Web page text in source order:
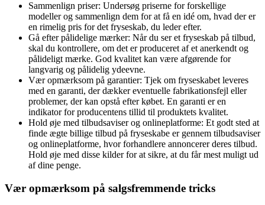
Sammenlign priser: Undersøg priserne for forskellige
modeller og sammenlign dem for at få en idé om, hvad der er
en rimelig pris for det fryseskab, du leder efter.
Gå efter pålidelige mærker: Når du ser et fryseskab på tilbud,
skal du kontrollere, om det er produceret af et anerkendt og
pålideligt mærke. God kvalitet kan være afgørende for
langvarig og pålidelig ydeevne.
Vær opmærksom på garantier: Tjek om fryseskabet leveres
med en garanti, der dækker eventuelle fabrikationsfejl eller
problemer, der kan opstå efter købet. En garanti er en
indikator for producentens tillid til produktets kvalitet.
Hold øje med tilbudsaviser og onlineplatforme: Et godt sted at
finde ægte billige tilbud på fryseskabe er gennem tilbudsaviser
og onlineplatforme, hvor forhandlere annoncerer deres tilbud.
Hold øje med disse kilder for at sikre, at du får mest muligt ud
af dine penge.
Vær opmærksom på salgsfremmende tricks